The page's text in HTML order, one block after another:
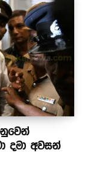
දමා අවසන්